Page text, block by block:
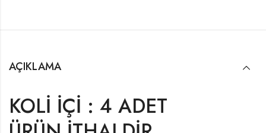
AÇIKLAMA
KOLİ İÇİ : 4 ADET